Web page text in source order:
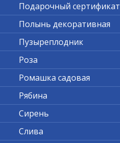
Подарочный сертификат
Полынь декоративная
Пузыреплодник
Роза
Ромашка садовая
Рябина
Сирень
Слива